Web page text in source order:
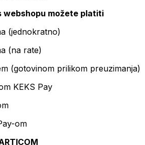
webshopu možete platiti
(jednokratno)
(na rate)
(gotovinom prilikom preuzimanja)
KEKS Pay
om